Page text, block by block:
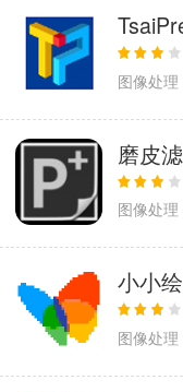
资讯阅读
1万+款应用
医疗健康
6千+款应用
图像拍照
9百+款应用
图像处理
磨皮
图像处理
小小
图像处理